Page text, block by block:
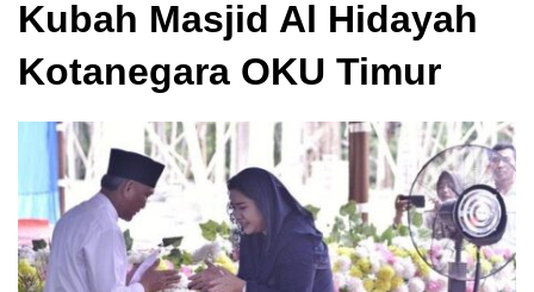
Kubah Masjid Al Hidayah
Kotanegara OKU Timur